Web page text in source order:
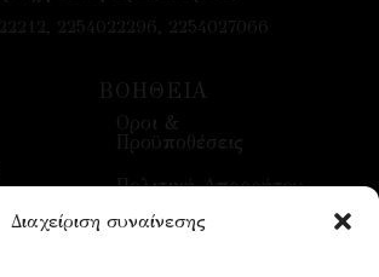
Διαχείριση συναίνεσης
2254022296, 2254027066
ΒΟΗΘΕΙΑ
Οροι &
Προϋποθέσεις
Πολιτική Απορρήτου
Τρόποι Αποστολής